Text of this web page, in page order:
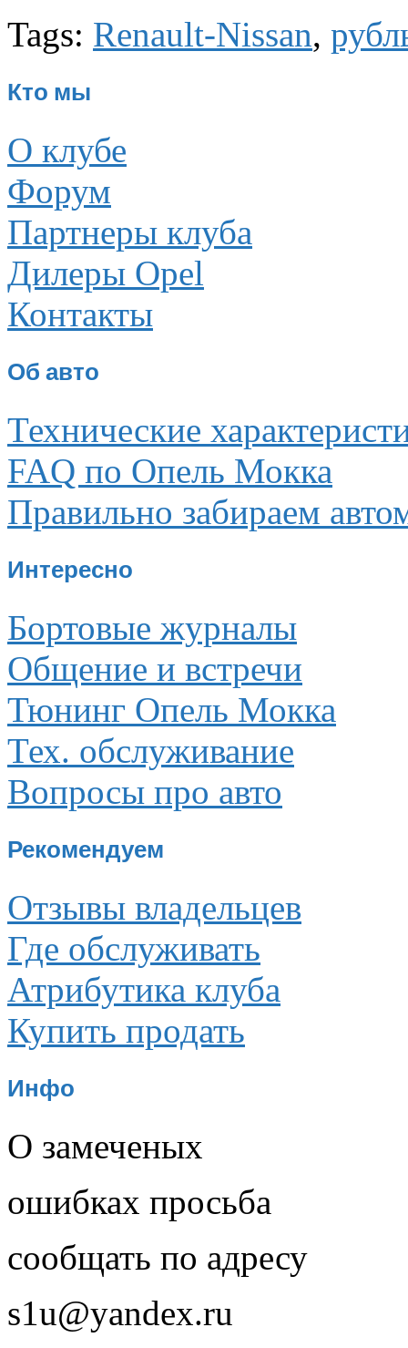
Tags: Renault-Nissan,
Кто мы
О клубе
Форум
Партнеры клуба
Дилеры Opel
Контакты
Об авто
Технические
FAQ по Опель Мокка
Правильно забираем
Интересно
Бортовые журналы
Общение и встречи
Тюнинг Опель Мокка
Тех. обслуживание
Вопросы про авто
Рекомендуем
Отзывы владельцев
Где обслуживать
Атрибутика клуба
Купить продать
Инфо
О замеченых
ошибках просьба
сообщать по адресу
s1u@yandex.ru